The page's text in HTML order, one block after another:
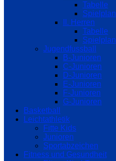
Tabelle
Spielplan
II. Herren
Tabelle
Spielplan
Jugendfussball
B-Junioren
C-Junioren
D-Junioren
E-Junioren
F-Junioren
G-Junioren
Basketball
Leichtathletik
Fitte Kids
Junioren
Sportabzeichen
Fitness und Gesundheit